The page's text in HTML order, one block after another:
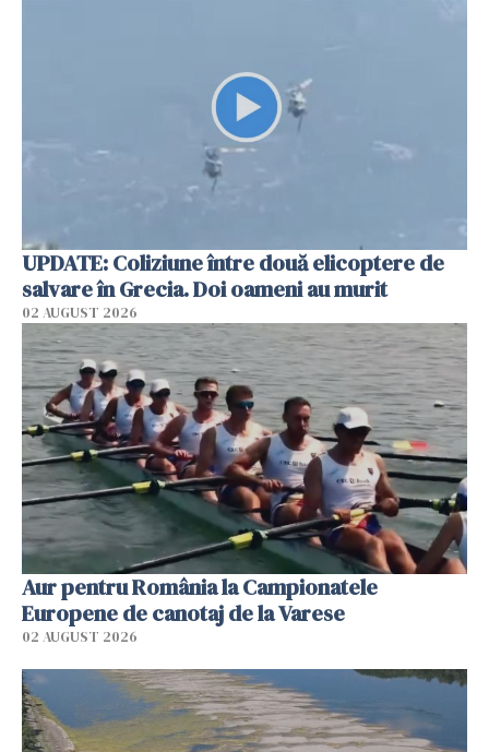
UPDATE: Coliziune între două elicoptere de
salvare în Grecia. Doi oameni au murit
02 AUGUST 2026
Aur pentru România la Campionatele
Europene de canotaj de la Varese
02 AUGUST 2026